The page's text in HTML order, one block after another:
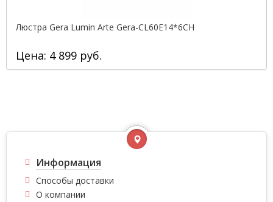
Люстра Gera Lumin Arte Gera-CL60E14*6CH
Цена: 4 899 руб.
Информация
Способы доставки
О компании